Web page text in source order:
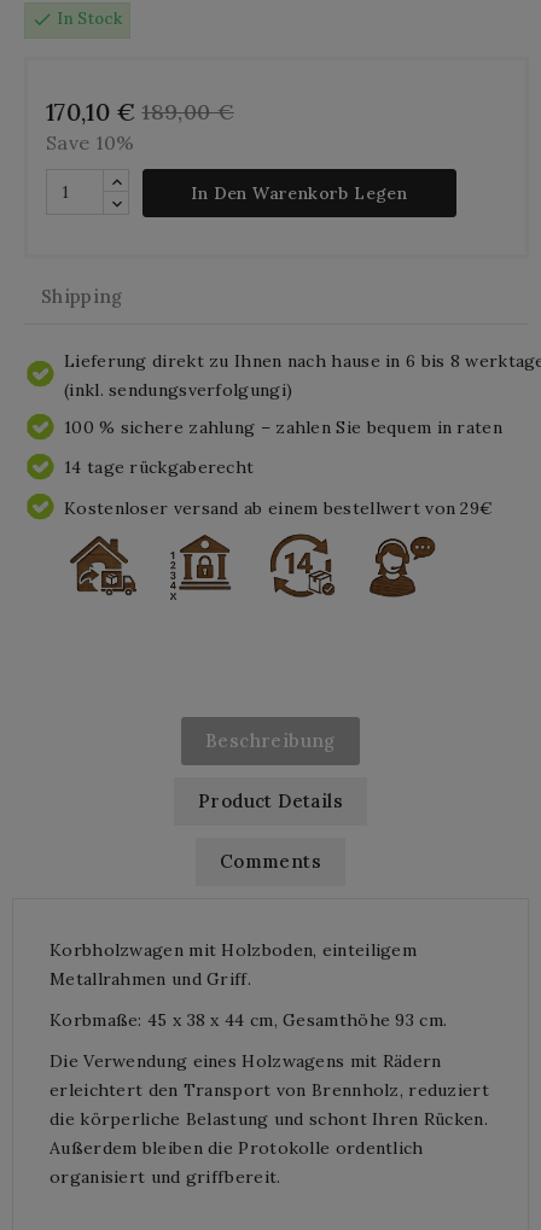
check In Stock
170,10 € 189,00 €
Save 10%
In Den Warenkorb Legen
Shipping
Lieferung direkt zu Ihnen nach hause in 6 bis 8
(inkl. sendungsverfolgungi)
100 % sichere zahlung – zahlen Sie bequem in raten
14 tage rückgaberecht
Kostenloser versand ab einem bestellwert von 29€
Beschreibung
Product Details
Comments
Korbholzwagen mit Holzboden, einteiligem
Metallrahmen und Griff.
Korbmaße: 45 x 38 x 44 cm, Gesamthöhe 93 cm.
Die Verwendung eines Holzwagens mit Rädern
erleichtert den Transport von Brennholz, reduziert
die körperliche Belastung und schont Ihren Rücken.
Außerdem bleiben die Protokolle ordentlich
organisiert und griffbereit.